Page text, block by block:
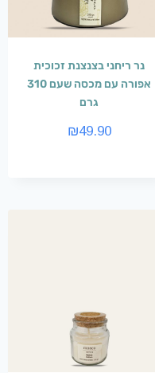
נר ריחני בצנצנת זכוכית
אפורה עם מכסה שעם 310
גרם
₪49.90